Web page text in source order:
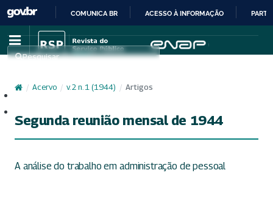
IR
PARA
CONTEÚDO
COMUNICA BR ACESSO À INFORMAÇÃO
Pesquisar
/ Acervo / v. 2 n. 1 (1944) / Artigos
Segunda reunião mensal de 1944
A análise do trabalho em administração de pessoal